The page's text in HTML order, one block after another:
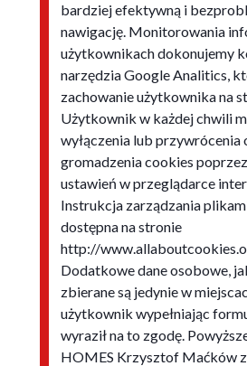
bardziej efektywną i
nawigację. Monitorowania
użytkownikach dokonujemy
narzędzia Google Analitics,
zachowanie użytkownika na
Użytkownik w każdej chwili
wyłączenia lub przywrócenia
gromadzenia cookies
ustawień w przeglądarce
Instrukcja zarządzania
dostępna na stronie
http://
Dodatkowe dane osobowe,
zbierane są jedynie w
użytkownik wypełniając
wyraził na to zgodę.
HOMES Krzysztof Maćków